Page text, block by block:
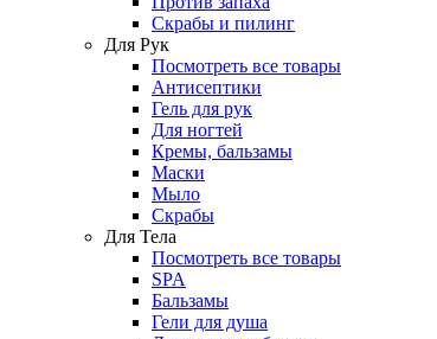
Скрабы и пилинг
Для Рук
Посмотреть все товары
Антисептики
Гель для рук
Для ногтей
Кремы, бальзамы
Маски
Мыло
Скрабы
Для Тела
Посмотреть все товары
SPA
Бальзамы
Гели для душа